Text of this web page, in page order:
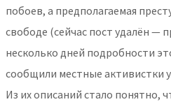
побоев, а предполагаемая
свободе (сейчас пост удалён —
несколько дней подробности
сообщили местные активистки у
Из их описаний стало понятно,